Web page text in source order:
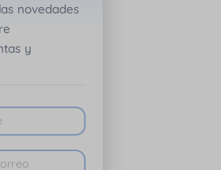
novedades
y